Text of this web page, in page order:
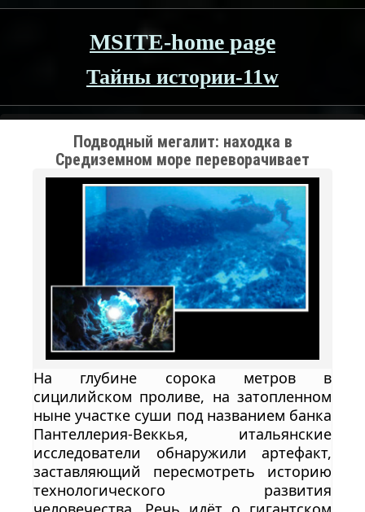
MSITE-home page
Тайны истории-11w
Подводный мегалит: находка в
Средиземном море переворачивает
представления о каменном веке
На глубине сорока метров в
сицилийском проливе, на затопленном
ныне участке суши под названием банка
Пантеллерия-Веккья, итальянские
исследователи обнаружили артефакт,
заставляющий пересмотреть историю
технологического развития